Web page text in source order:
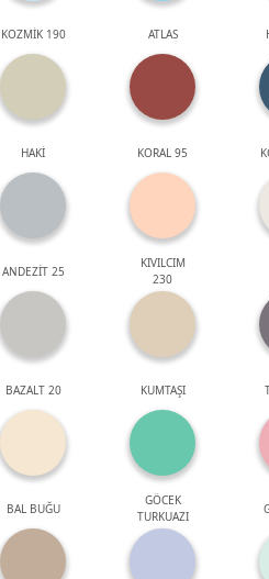
KOZMİK 190 ATLAS
HAKİ KORAL 95
ANDEZİT 25
KIVILCIM
230
BAZALT 20 KUMTAŞI
BAL BUĞU
GÖCEK
TURKUAZI